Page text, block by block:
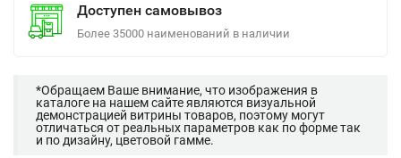
Доступен самовывоз
Более 35000 наименований в наличии
*Обращаем Ваше внимание, что изображения в
каталоге на нашем сайте являются визуальной
демонстрацией витрины товаров, поэтому могут
отличаться от реальных параметров как по форме так
и по дизайну, цветовой гамме.